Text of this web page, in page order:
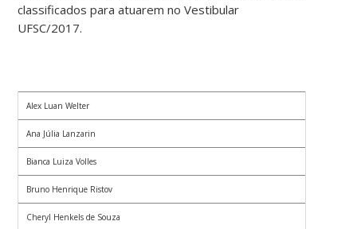
classificados para atuarem no Vestibular
UFSC/2017.
Alex Luan Welter
Ana Júlia Lanzarin
Bianca Luiza Volles
Bruno Henrique Ristov
Cheryl Henkels de Souza